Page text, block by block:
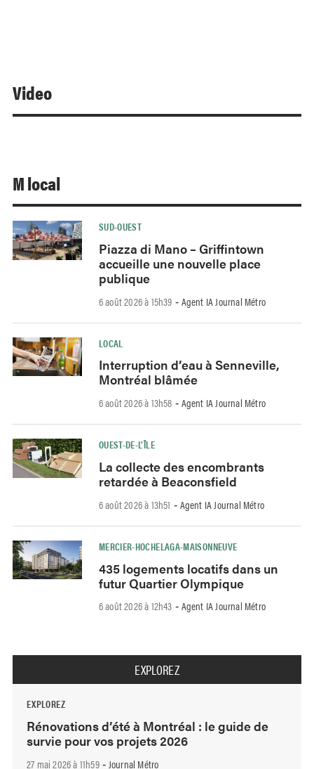
Video
M local
SUD-OUEST
Piazza di Mano – Griffintown
accueille une nouvelle place
publique
6 août 2026 à 15h39 - Agent IA Journal Métro
LOCAL
Interruption d’eau à Senneville,
Montréal blâmée
6 août 2026 à 13h58 - Agent IA Journal Métro
OUEST-DE-L’ÎLE
La collecte des encombrants
retardée à Beaconsfield
6 août 2026 à 13h51 - Agent IA Journal Métro
MERCIER-HOCHELAGA-MAISONNEUVE
435 logements locatifs dans un
futur Quartier Olympique
6 août 2026 à 12h43 - Agent IA Journal Métro
EXPLOREZ
EXPLOREZ
Rénovations d’été à Montréal : le guide de
survie pour vos projets 2026
27 mai 2026 à 11h59- Journal Métro